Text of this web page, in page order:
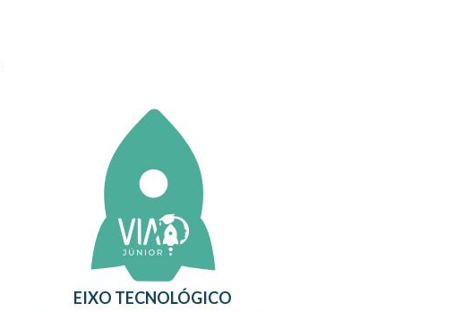
EIXO TECNOLÓGICO